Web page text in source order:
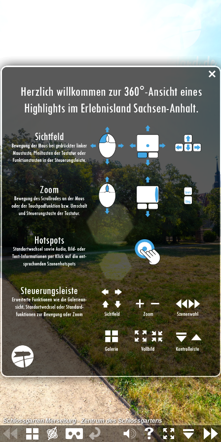
Schlossgarten Merseburg - Zentrum des Schlossgartens